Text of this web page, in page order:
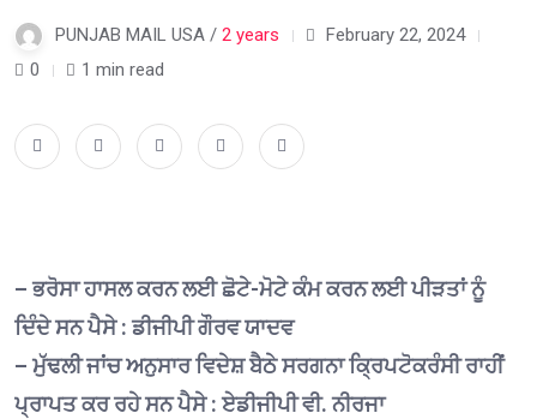
PUNJAB MAIL USA / 2 years
February 22, 2024
0
1 min read
– ਭਰੋਸਾ ਹਾਸਲ ਕਰਨ ਲਈ ਛੋਟੇ-ਮੋਟੇ ਕੰਮ ਕਰਨ ਲਈ ਪੀੜਤਾਂ ਨੂੰ
ਦਿੰਦੇ ਸਨ ਪੈਸੇ : ਡੀਜੀਪੀ ਗੌਰਵ ਯਾਦਵ
– ਮੁੱਢਲੀ ਜਾਂਚ ਅਨੁਸਾਰ ਵਿਦੇਸ਼ ਬੈਠੇ ਸਰਗਨਾ ਕ੍ਰਿਪਟੋਕਰੰਸੀ ਰਾਹੀਂ
ਪ੍ਰਾਪਤ ਕਰ ਰਹੇ ਸਨ ਪੈਸੇ : ਏਡੀਜੀਪੀ ਵੀ. ਨੀਰਜਾ